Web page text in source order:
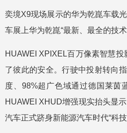
奕境X9现场展示的华为乾崑车载
车展上华为乾崑“最新、最全的技
HUAWEI XPIXEL百万像素智慧
了彼此的安全。行驶中投射转向
度、98%超广色域通过德国莱茵
HUAWEI XHUD增强现实抬头显
汽车正式跻身新能源汽车时代“科技